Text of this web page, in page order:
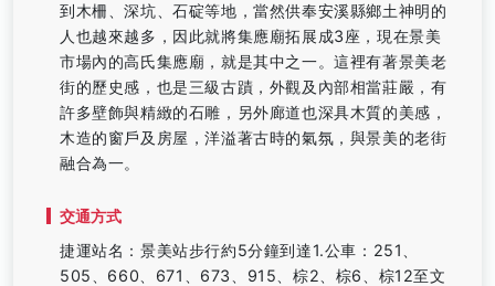
到木柵、深坑、石碇等地，當然供奉安溪縣鄉土神明的
人也越來越多，因此就將集應廟拓展成3座，現在景美
市場內的高氏集應廟，就是其中之一。這裡有著景美老
街的歷史感，也是三級古蹟，外觀及內部相當莊嚴，有
許多壁飾與精緻的石雕，另外廊道也深具木質的美感，
木造的窗戶及房屋，洋溢著古時的氣氛，與景美的老街
融合為一。
交通方式
捷運站名：景美站步行約5分鐘到達1.公車：251、
505、660、671、673、915、棕2、棕6、棕12至文